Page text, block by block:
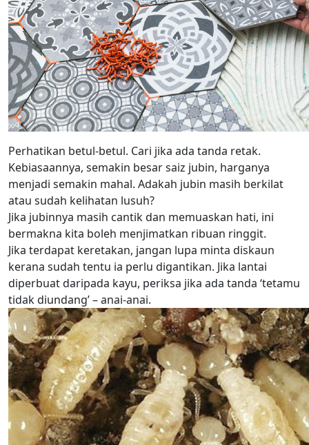
Perhatikan betul-betul. Cari jika ada tanda retak.
Kebiasaannya, semakin besar saiz jubin, harganya
menjadi semakin mahal. Adakah jubin masih berkilat
atau sudah kelihatan lusuh?
Jika jubinnya masih cantik dan memuaskan hati, ini
bermakna kita boleh menjimatkan ribuan ringgit.
Jika terdapat keretakan, jangan lupa minta diskaun
kerana sudah tentu ia perlu digantikan. Jika lantai
diperbuat daripada kayu, periksa jika ada tanda ‘tetamu
tidak diundang’ – anai-anai.